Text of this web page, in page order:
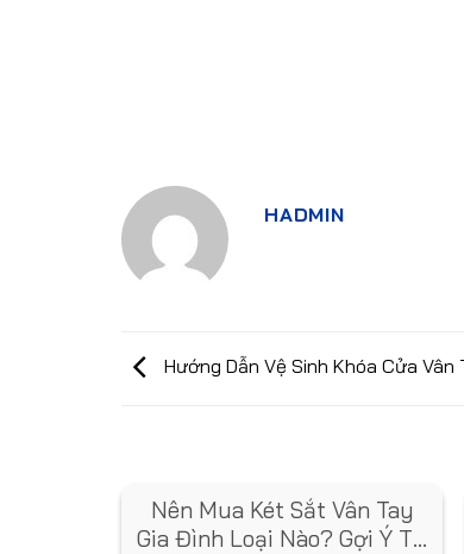
HADMIN
Hướng Dẫn Vệ Sinh Khóa Cửa Vân
Nên Mua Két Sắt Vân Tay
Gia Đình Loại Nào? Gợi Ý Từ